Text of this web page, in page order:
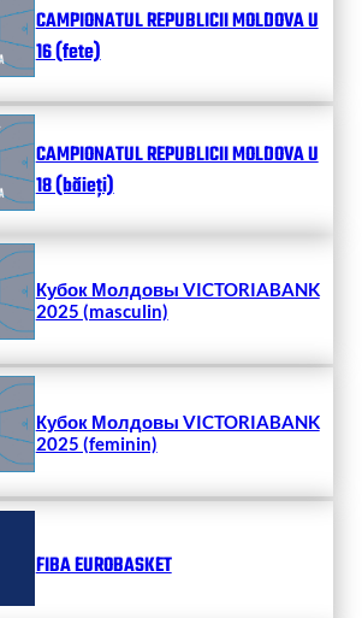
CAMPIONATUL REPUBLICII MOLDOVA U
16 (fete)
CAMPIONATUL REPUBLICII MOLDOVA U
18 (băieți)
Кубок Молдовы VICTORIABANK
2025 (masculin)
Кубок Молдовы VICTORIABANK
2025 (feminin)
FIBA EUROBASKET